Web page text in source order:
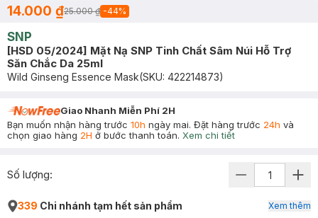
14.000 ₫25.000 ₫ -44%
SNP
[HSD 05/2024] Mặt Nạ SNP Tinh Chất Sâm Núi Hỗ Trợ
Săn Chắc Da 25ml
Wild Ginseng Essence Mask(SKU: 422214873)
Giao Nhanh Miễn Phí 2H
Bạn muốn nhận hàng trước 10h ngày mai. Đặt hàng trước 24h và
chọn giao hàng 2H ở bước thanh toán. Xem chi tiết
Số lượng:
339 Chi nhánh tạm hết sản phẩm Xem thêm